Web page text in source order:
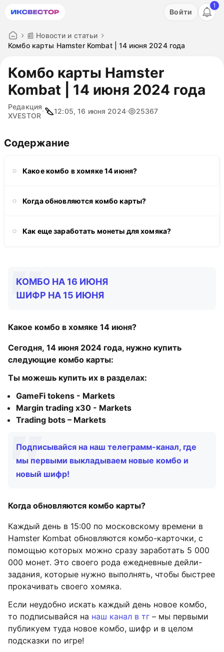
Акция: бесплатный пробный период на 3 дня!
Войти
1
📰 Новости и статьи
Комбо карты Hamster Kombat | 14 июня 2024 года
Комбо карты Hamster
Kombat | 14 июня 2024 года
Редакция
XVESTOR
12:05, 16 июня 2024 25367
Содержание
Какое комбо в хомяке 14 июня?
Когда обновляются комбо карты?
Как еще заработать монеты для хомяка?
КОМБО НА 16 ИЮНЯ
ШИФР НА 15 ИЮНЯ
Какое комбо в хомяке 14 июня?
Сегодня, 14 июня 2024 года, нужно купить
следующие комбо карты:
Ты можешь купить их в разделах:
GameFi tokens - Markets
Margin trading x30 - Markets
Trading bots – Markets
Подписывайся на наш телеграмм-канал, где
мы первыми выкладываем новые комбо и
новый шифр!
Когда обновляются комбо карты?
Каждый день в 15:00 по московскому времени в
Hamster Kombat обновляются комбо-карточки, с
помощью которых можно сразу заработать 5 000
000 монет. Это своего рода ежедневные дейли-
задания, которые нужно выполнять, чтобы быстрее
прокачивать своего хомяка.
Если неудобно искать каждый день новое комбо,
то подписывайся на наш канал в тг – мы первыми
публикуем туда новое комбо, шифр и в целом
подсказки по игре!